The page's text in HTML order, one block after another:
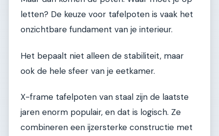
letten? De keuze voor tafelpoten is vaak het
onzichtbare fundament van je interieur.
Het bepaalt niet alleen de stabiliteit, maar
ook de hele sfeer van je eetkamer.
X-frame tafelpoten van staal zijn de laatste
jaren enorm populair, en dat is logisch. Ze
combineren een ijzersterke constructie met